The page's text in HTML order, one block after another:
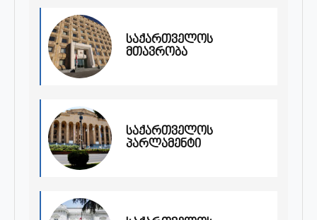
საქართველოს
მთავრობა
საქართველოს
პარლამენტი